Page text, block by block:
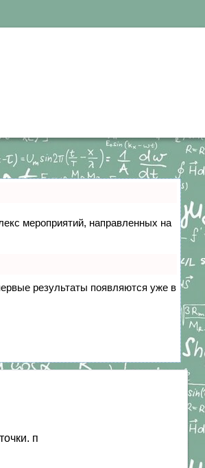
мероприятий, направленных на
результаты появляются уже в
п